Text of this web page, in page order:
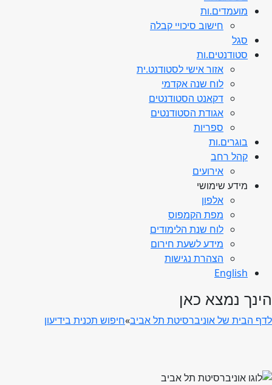
מועמדים.ות
חישוב סיכויי קבלה
סגל
סטודנטים.ות
אזור אישי לסטודנט.ית
לוח שנה אקדמי
דקאנט הסטודנטים
אגודת הסטודנטים
ספריות
בוגרים.ות
קהל רחב
אירועים
מידע שימושי
אלפון
מפת הקמפוס
לוח שנת הלימודים
מידע לשעת חירום
הצהרת נגישות
English
הינך נמצא כאן
לדף הבית של אוניברסיטת תל אביב»חיפוש תכנית בידיעון